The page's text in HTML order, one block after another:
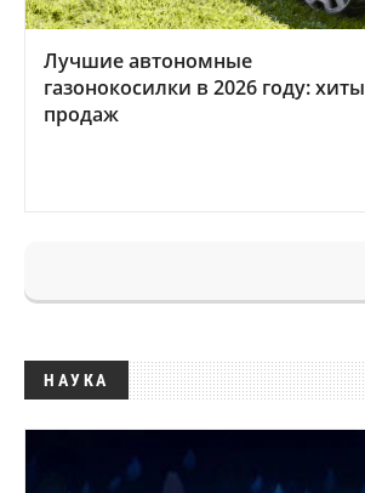
Лучшие автономные
газонокосилки в 2026 году: хиты
продаж
НАУКА